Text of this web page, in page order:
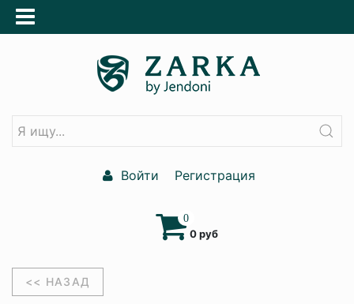
Войти Регистрация
0
0 руб
<< НАЗАД